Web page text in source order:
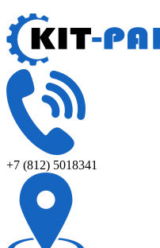
+7 (812) 5018341